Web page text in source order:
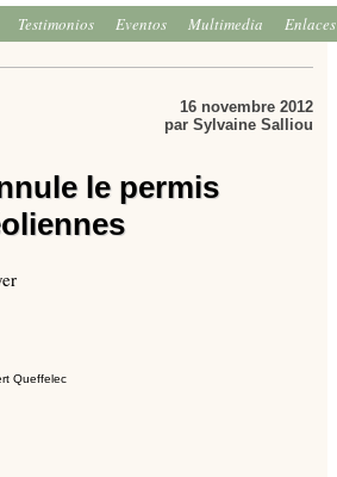
Testimonios Eventos Multimedia Enlaces
16 novembre 2012
par Sylvaine Salliou
le permis
Queffelec